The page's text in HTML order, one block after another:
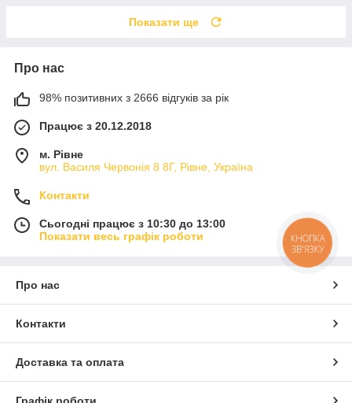
Показати ще
Про нас
98% позитивних з 2666 відгуків за рік
Працює з 20.12.2018
м. Рівне
вул. Василя Червонія 8 8Г, Рівне, Україна
Контакти
Сьогодні працює з 10:30 до 13:00
Показати весь графік роботи
Про нас
Контакти
Доставка та оплата
КНОПКА
ЗВ'ЯЗКУ